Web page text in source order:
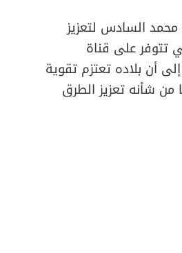
محمد السادس لتعزيز
تتوفر على قناة
أن بلاده تعتزم تقوية
من شأنه تعزيز الطرق